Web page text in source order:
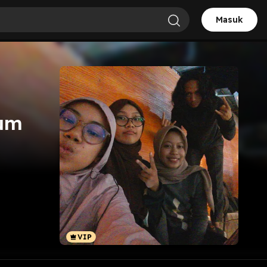
Masuk